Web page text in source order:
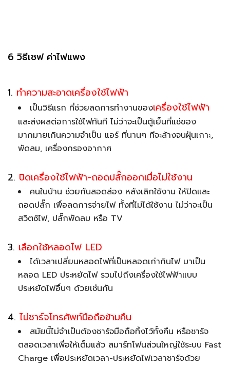
6 วิธีเซฟ ค่าไฟแพง
1. ทำความสะอาดเครื่องใช้ไฟฟ้า
เป็นวิธีแรก ที่ช่วยลดการทำงานของเครื่องใช้ไฟฟ้า
และส่งผลต่อการใช้ไฟทันที ไม่ว่าจะเป็นตู้เย็นที่แช่ของ
มากมายเกินความจำเป็น แอร์ ที่นานๆ ทีจะล้างจนฝุ่นเกาะ,
พัดลม, เครื่องกรองอากาศ
2. ปิดเครื่องใช้ไฟฟ้า-ถอดปลั๊กออกเมื่อไม่ใช้งาน
คนในบ้าน ช่วยกันสอดส่อง หลังเลิกใช้งาน ให้ปิดและ
ถอดปลั๊ก เพื่อลดการจ่ายไฟ ทั้งที่ไม่ได้ใช้งาน ไม่ว่าจะเป็น
สวิตซ์ไฟ, ปลั๊กพัดลม หรือ TV
3. เลือกใช้หลอดไฟ LED
ได้เวลาเปลี่ยนหลอดไฟที่เป็นหลอดเก่ากินไฟ มาเป็น
หลอด LED ประหยัดไฟ รวมไปถึงเครื่องใช้ไฟฟ้าแบบ
ประหยัดไฟอื่นๆ ด้วยเช่นกัน
4. ไม่ชาร์จโทรศัพท์มือถือข้ามคืน
สมัยนี้ไม่จำเป็นต้องชาร์จมือถือทิ้งไว้ทั้งคืน หรือชาร์จ
ตลอดเวลาเพื่อให้เต็มแล้ว สมาร์ทโฟนส่วนใหญ่ใช้ระบบ Fast
Charge เพื่อประหยัดเวลา-ประหยัดไฟเวลาชาร์จด้วย